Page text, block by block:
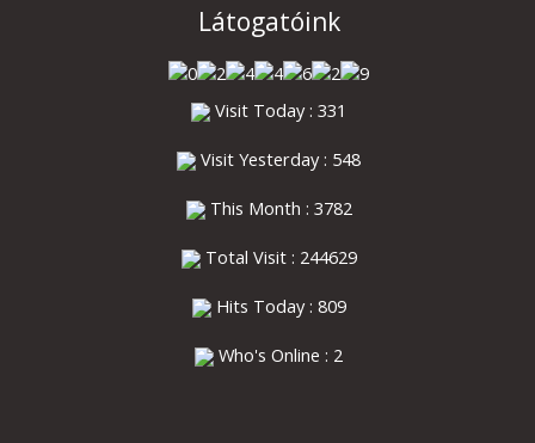
Látogatóink
Visit Today : 331
Visit Yesterday : 548
This Month : 3782
Total Visit : 244629
Hits Today : 809
Who's Online : 2